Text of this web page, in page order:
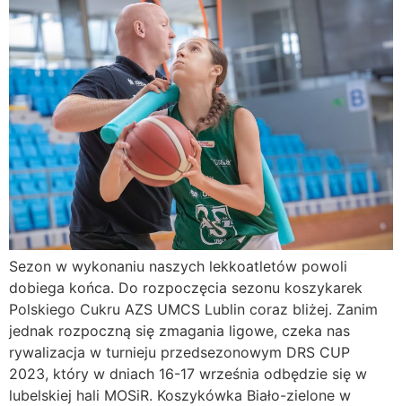
Sezon w wykonaniu naszych lekkoatletów powoli
dobiega końca. Do rozpoczęcia sezonu koszykarek
Polskiego Cukru AZS UMCS Lublin coraz bliżej. Zanim
jednak rozpoczną się zmagania ligowe, czeka nas
rywalizacja w turnieju przedsezonowym DRS CUP
2023, który w dniach 16-17 września odbędzie się w
lubelskiej hali MOSiR. Koszykówka Biało-zielone w